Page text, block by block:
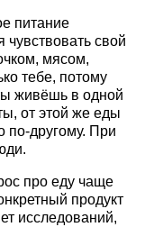
питание
чувствовать свой
мясом,
тебе, потому
живёшь в одной
от этой же еды
по-другому. При
про еду чаще
продукт
исследований,